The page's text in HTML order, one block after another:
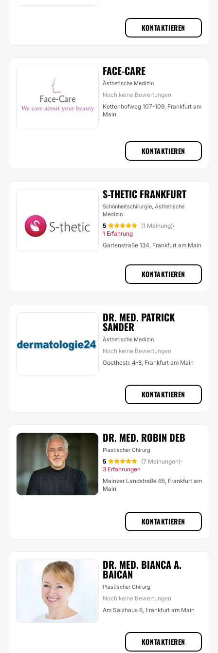
KONTAKTIEREN
FACE-CARE
Ästhetische Medizin
Noch keine Bewertungen
Kettenhofweg 107-109, Frankfurt am
Main
KONTAKTIEREN
S-THETIC FRANKFURT
Schönheitschirurgie, Ästhetische
Medizin
5 (1 Meinung)·
1 Erfahrung
Gartenstraße 134, Frankfurt am Main
KONTAKTIEREN
DR. MED. PATRICK
SANDER
Ästhetische Medizin
Noch keine Bewertungen
Goethestr. 4-8, Frankfurt am Main
KONTAKTIEREN
DR. MED. ROBIN DEB
Plastischer Chirurg
5 (7 Meinungen)·
3 Erfahrungen
Mainzer Landstraße 65, Frankfurt am
Main
KONTAKTIEREN
DR. MED. BIANCA A.
BAICAN
Plastischer Chirurg
Noch keine Bewertungen
Am Salzhaus 6, Frankfurt am Main
KONTAKTIEREN